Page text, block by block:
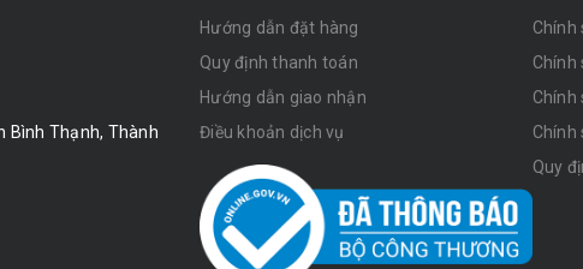
Bình Thạnh, Thành
Hướng dẫn đặt hàng
Quy định thanh toán
Hướng dẫn giao nhận
Điều khoản dịch vụ
Chính
Chính
Chính
Chính
Quy